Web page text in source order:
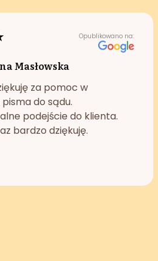
Opublikowano na:
Masłowska
za pomoc w
do sądu.
podejście do klienta.
bardzo dziękuję.